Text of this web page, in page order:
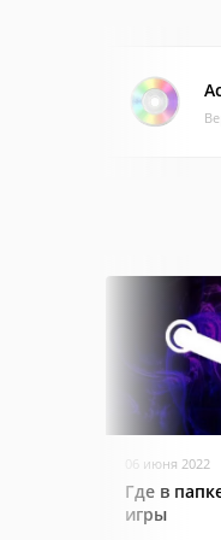
06 июня 2022
Где в
игры